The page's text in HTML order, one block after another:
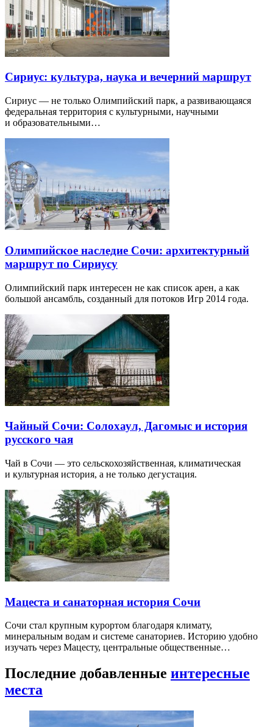
Сириус: культура, наука и вечерний маршрут
Сириус — не только Олимпийский парк, а развивающаяся
федеральная территория с культурными, научными
и образовательными…
Олимпийское наследие Сочи: архитектурный
маршрут по Сириусу
Олимпийский парк интересен не как список арен, а как
большой ансамбль, созданный для потоков Игр 2014 года.
Чайный Сочи: Солохаул, Дагомыс и история
русского чая
Чай в Сочи — это сельскохозяйственная, климатическая
и культурная история, а не только дегустация.
Мацеста и санаторная история Сочи
Сочи стал крупным курортом благодаря климату,
минеральным водам и системе санаториев. Историю удобно
изучать через Мацесту, центральные общественные…
Последние добавленные интересные
места